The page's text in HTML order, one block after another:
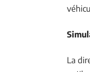
La